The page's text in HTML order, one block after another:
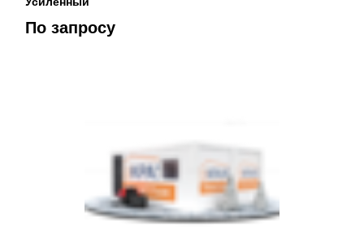
По запросу